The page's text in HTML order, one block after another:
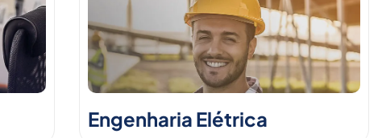
Engenharia Elétrica